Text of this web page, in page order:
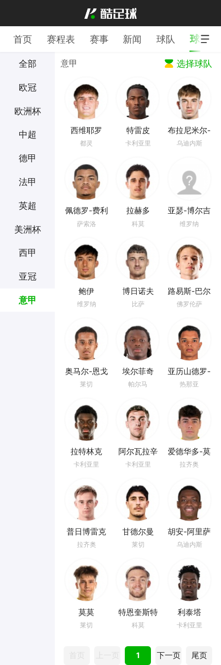
首页 赛程表 赛事 新闻 球队 球员
全部
欧冠
欧洲杯
中超
德甲
法甲
英超
美洲杯
西甲
亚冠
意甲
意甲 选择球队
西维耶罗
都灵
特雷皮
卡利亚里
布拉尼米尔-
姆拉契奇
乌迪内斯
佩德罗-费利
佩
萨索洛
拉赫多
科莫
亚瑟-博尔吉
维罗纳
鲍伊
维罗纳
博日诺夫
比萨
路易斯-巴尔
博
佛罗伦萨
奥马尔-恩戈
姆
莱切
埃尔菲奇
帕尔马
亚历山德罗-
阿莫林
热那亚
拉特林克
卡利亚里
阿尔瓦拉辛
卡利亚里
爱德华多-莫
塔
拉齐奥
普日博雷克
拉齐奥
甘德尔曼
莱切
胡安-阿里萨
拉
乌迪内斯
莫莫
莱切
特恩奎斯特
科莫
利泰塔​
卡利亚里
1 下一页 尾页